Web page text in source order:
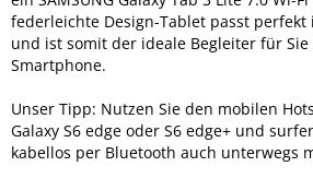
federleichte Design-Tablet passt perfekt
und ist somit der ideale Begleiter für
Smartphone.
Unser Tipp: Nutzen Sie den mobilen
Galaxy S6 edge oder S6 edge+ und
kabellos per Bluetooth auch unterwegs